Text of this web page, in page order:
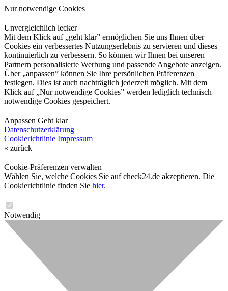
Nur notwendige Cookies
Unvergleichlich lecker
Mit dem Klick auf „geht klar” ermöglichen Sie uns Ihnen über
Cookies ein verbessertes Nutzungserlebnis zu servieren und dieses
kontinuierlich zu verbessern. So können wir Ihnen bei unseren
Partnern personalisierte Werbung und passende Angebote anzeigen.
Über „anpassen” können Sie Ihre persönlichen Präferenzen
festlegen. Dies ist auch nachträglich jederzeit möglich. Mit dem
Klick auf „Nur notwendige Cookies” werden lediglich technisch
notwendige Cookies gespeichert.
Anpassen Geht klar
Datenschutzerklärung
Cookierichtlinie Impressum
« zurück
Cookie-Präferenzen verwalten
Wählen Sie, welche Cookies Sie auf check24.de akzeptieren. Die
Cookierichtlinie finden Sie hier.
Notwendig